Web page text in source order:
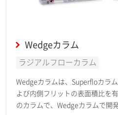
Wedgeカラム
ラジアルフローカラム
Wedgeカラムは、Superfloカラ
よび内側フリットの表面積比を
のカラムで、Wedgeカラムで開